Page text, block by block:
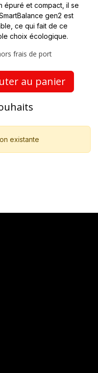
épuré et compact, il se
gen2 est
ce qui fait de ce
choix écologique.
frais de port
au panier
existante